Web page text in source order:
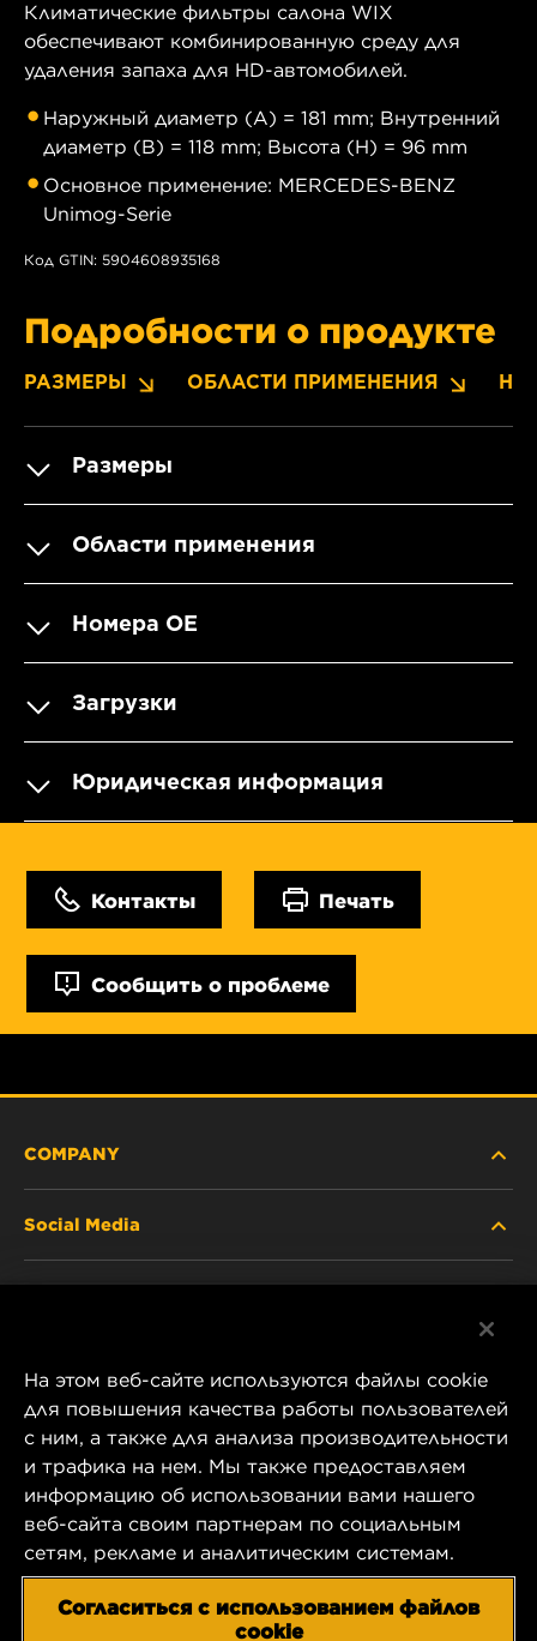
Климатические фильтры салона WIX
обеспечивают комбинированную среду для
удаления запаха для HD-автомобилей.
Наружный диаметр (A) = 181 mm; Внутренний
диаметр (B) = 118 mm; Высота (H) = 96 mm
Основное применение: MERCEDES-BENZ
Unimog-Serie
Код GTIN: 5904608935168
Подробности о продукте
РАЗМЕРЫ ОБЛАСТИ ПРИМЕНЕНИЯ
Размеры
Области применения
Номера OE
Загрузки
Юридическая информация
Контакты Печать
Сообщить о проблеме
COMPANY
CAREER
COMPANY STORE
DATA PRIVACY
Social Media
Instagram
YouTube
1 Wix Way
P.O. Box 1967
Gastonia, NC 28054
US Product & Customer Service:
На этом веб-сайте используются файлы cookie
для повышения качества работы пользователей
с ним, а также для анализа производительности
и трафика на нем. Мы также предоставляем
информацию об использовании вами нашего
веб-сайта своим партнерам по социальным
сетям, рекламе и аналитическим системам.
Согласиться с использованием файлов
cookie